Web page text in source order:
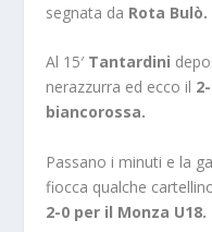
segnata da Rota Bulò.
Al 15′ Tantardini
nerazzurra ed ecco il
biancorossa.
Passano i minuti e la
fiocca qualche
2-0 per il Monza U18.